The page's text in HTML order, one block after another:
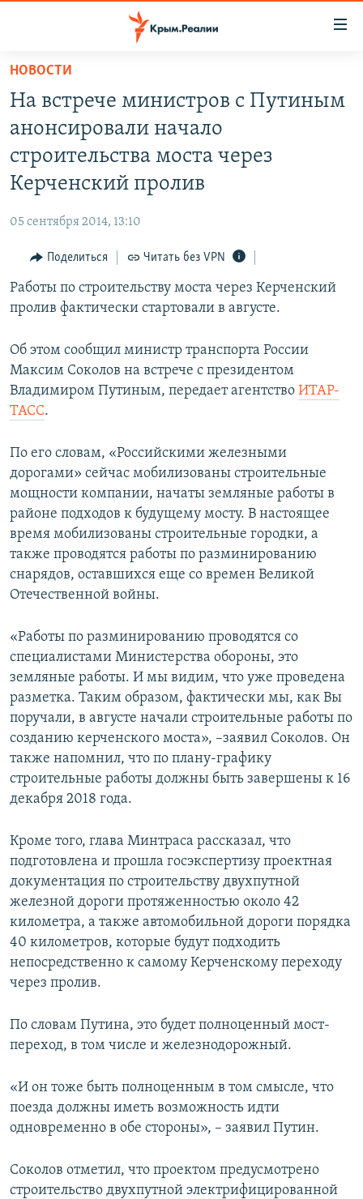
Вернуться
основному
содержанию
главной
Вернутся
поиску
СПЕЦПРОЕКТЫ
КАРТА ВОЕННЫХ ОБЪЕКТОВ КРЫМА
ИСТОРИЯ
ИНТЕРАКТИВ
ИНФОГРАФИКА
ТЕЛЕПРОЕКТ КРЫМ.РЕАЛИИ
СОВЕТЫ ПРАВОЗАЩИТНИКОВ
ПРОПАВШИЕ БЕЗ ВЕСТИ
ПОБЕДИТЕЛЕЙ НЕ СУДЯТ?
КРЫМ.НЕПОКОРЕННЫЙ
УКРАИНСКАЯ ПРОБЛЕМА КРЫМА
РАДІО СВОБОДА
КАК ОБОЙТИ БЛОКИРОВКУ
Українською
ПРИСОЕДИНЯЙТЕСЬ!
Все сайты RFE/RL
НОВОСТИ
На встрече министров с Путиным
анонсировали начало
строительства моста через
Керченский пролив
05 сентября 2014, 13:10
Поделиться Читать без VPN
Работы по строительству моста через Керченский
пролив фактически стартовали в августе.
Об этом сообщил министр транспорта России
Максим Соколов на встрече с президентом
Владимиром Путиным, передает агентство ИТАР-
ТАСС.
По его словам, «Российскими железными
дорогами» сейчас мобилизованы строительные
мощности компании, начаты земляные работы в
районе подходов к будущему мосту. В настоящее
время мобилизованы строительные городки, а
также проводятся работы по разминированию
снарядов, оставшихся еще со времен Великой
Отечественной войны.
«Работы по разминированию проводятся со
специалистами Министерства обороны, это
земляные работы. И мы видим, что уже проведена
разметка. Таким образом, фактически мы, как Вы
поручали, в августе начали строительные работы по
созданию керченского моста», –заявил Соколов. Он
также напомнил, что по плану-графику
строительные работы должны быть завершены к 16
декабря 2018 года.
Кроме того, глава Минтраса рассказал, что
подготовлена и прошла госэкспертизу проектная
документация по строительству двухпутной
железной дороги протяженностью около 42
километра, а также автомобильной дороги порядка
40 километров, которые будут подходить
непосредственно к самому Керченскому переходу
через пролив.
По словам Путина, это будет полноценный мост-
переход, в том числе и железнодорожный.
«И он тоже быть полноценным в том смысле, что
поезда должны иметь возможность идти
одновременно в обе стороны», – заявил Путин.
Соколов отметил, что проектом предусмотрено
строительство двухпутной электрифицированной